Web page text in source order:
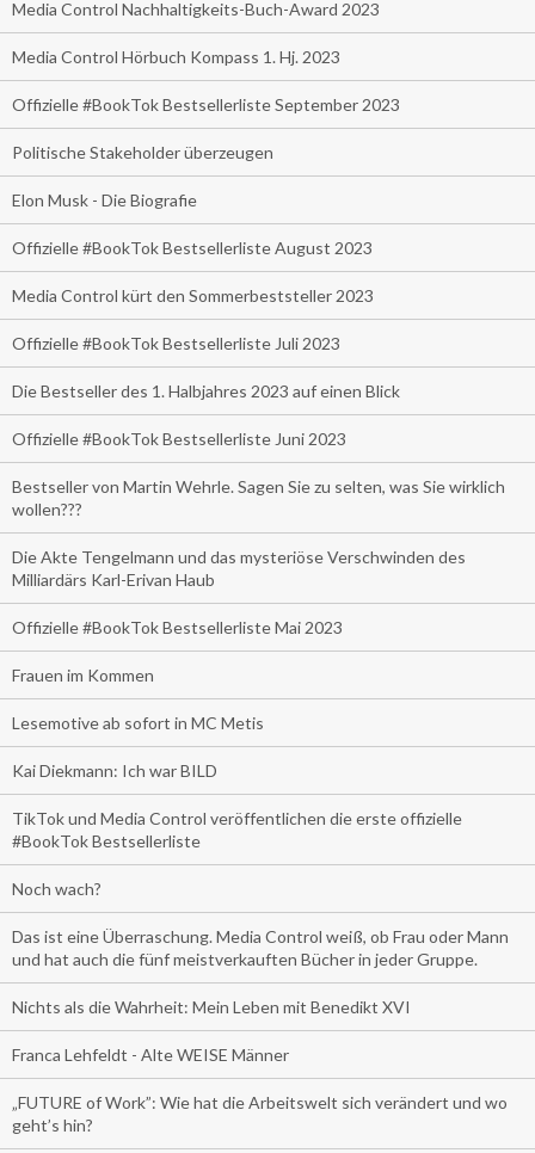
Media Control Nachhaltigkeits-Buch-Award 2023
Media Control Hörbuch Kompass 1. Hj. 2023
Offizielle #BookTok Bestsellerliste September 2023
Politische Stakeholder überzeugen
Elon Musk - Die Biografie
Offizielle #BookTok Bestsellerliste August 2023
Media Control kürt den Sommerbeststeller 2023
Offizielle #BookTok Bestsellerliste Juli 2023
Die Bestseller des 1. Halbjahres 2023 auf einen Blick
Offizielle #BookTok Bestsellerliste Juni 2023
Bestseller von Martin Wehrle. Sagen Sie zu selten, was Sie wirklich
wollen???
Die Akte Tengelmann und das mysteriöse Verschwinden des
Milliardärs Karl-Erivan Haub
Offizielle #BookTok Bestsellerliste Mai 2023
Frauen im Kommen
Lesemotive ab sofort in MC Metis
Kai Diekmann: Ich war BILD
TikTok und Media Control veröffentlichen die erste offizielle
#BookTok Bestsellerliste
Noch wach?
Das ist eine Überraschung. Media Control weiß, ob Frau oder Mann
und hat auch die fünf meistverkauften Bücher in jeder Gruppe.
Nichts als die Wahrheit: Mein Leben mit Benedikt XVI
Franca Lehfeldt - Alte WEISE Männer
„FUTURE of Work”: Wie hat die Arbeitswelt sich verändert und wo
geht’s hin?